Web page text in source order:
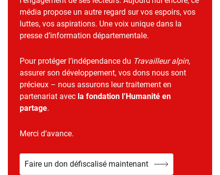
média propose un autre regard sur vos espoirs, vos
luttes, vos aspirations. Une voix unique dans la
presse d’information départementale.
Pour protéger l’indépendance du Travailleur alpin,
assurer son développement, vos dons nous sont
précieux – nous assurons leur traitement en
partenariat avec la fondation l’Humanité en
partage.
Merci d’avance.
Faire un don défiscalisé maintenant